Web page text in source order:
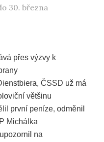
30. března
přes výzvy k
ČSSD už má
většinu
první peníze, odměnil
Michálka
na